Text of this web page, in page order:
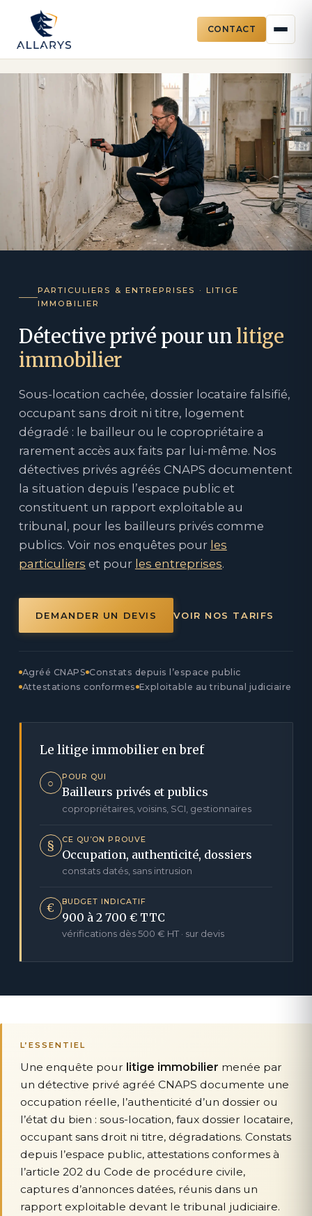
CONTACT
PARTICULIERS & ENTREPRISES · LITIGE
IMMOBILIER
Détective privé pour un litige
immobilier
Sous-location cachée, dossier locataire falsifié,
occupant sans droit ni titre, logement
dégradé : le bailleur ou le copropriétaire a
rarement accès aux faits par lui-même. Nos
détectives privés agréés CNAPS documentent
la situation depuis l’espace public et
constituent un rapport exploitable au
tribunal, pour les bailleurs privés comme
publics. Voir nos enquêtes pour les
particuliers et pour les entreprises.
DEMANDER UN DEVIS VOIR NOS TARIFS
Agréé CNAPS Constats depuis l’espace public
Attestations conformes Exploitable au tribunal judiciaire
Le litige immobilier en bref
○
POUR QUI
Bailleurs privés et publics
copropriétaires, voisins, SCI, gestionnaires
§
CE QU’ON PROUVE
Occupation, authenticité, dossiers
constats datés, sans intrusion
€
BUDGET INDICATIF
900 à 2 700 € TTC
vérifications dès 500 € HT · sur devis
L’ESSENTIEL
Une enquête pour litige immobilier menée par
un détective privé agréé CNAPS documente une
occupation réelle, l’authenticité d’un dossier ou
l’état du bien : sous-location, faux dossier locataire,
occupant sans droit ni titre, dégradations. Constats
depuis l’espace public, attestations conformes à
l’article 202 du Code de procédure civile,
captures d’annonces datées, réunis dans un
rapport exploitable devant le tribunal judiciaire.